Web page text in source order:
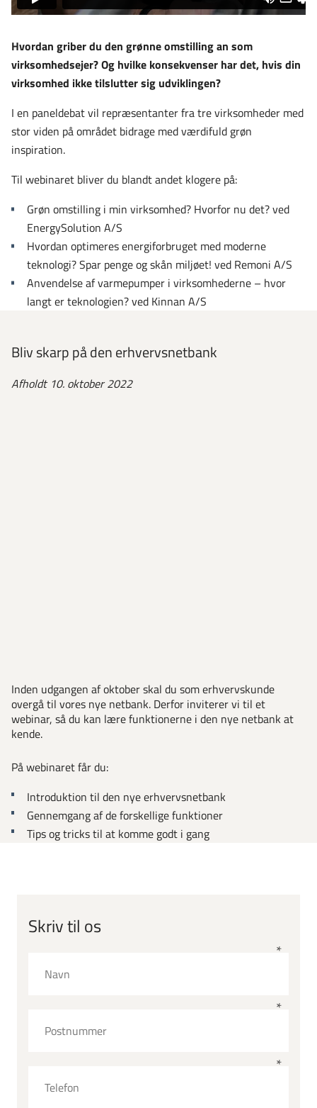
Hvordan griber du den grønne omstilling an som
virksomhedsejer? Og hvilke konsekvenser har det, hvis din
virksomhed ikke tilslutter sig udviklingen?
I en paneldebat vil repræsentanter fra tre virksomheder med
stor viden på området bidrage med værdifuld grøn
inspiration.
Til webinaret bliver du blandt andet klogere på:
Grøn omstilling i min virksomhed? Hvorfor nu det? ved
EnergySolution A/S
Hvordan optimeres energiforbruget med moderne
teknologi? Spar penge og skån miljøet! ved Remoni A/S
Anvendelse af varmepumper i virksomhederne – hvor
langt er teknologien? ved Kinnan A/S
Bliv skarp på den erhvervsnetbank
Afholdt 10. oktober 2022
Inden udgangen af oktober skal du som erhvervskunde
overgå til vores nye netbank. Derfor inviterer vi til et
webinar, så du kan lære funktionerne i den nye netbank at
kende.
På webinaret får du:
Introduktion til den nye erhvervsnetbank
Gennemgang af de forskellige funktioner
Tips og tricks til at komme godt i gang
Skriv til os